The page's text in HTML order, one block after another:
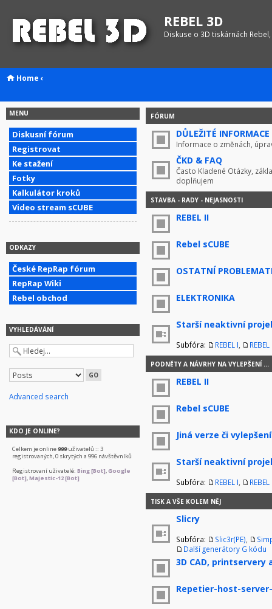
REBEL 3D
Diskuse o 3D tiskárnách
Home ‹
MENU
Diskusní fórum
Registrovat
Ke stažení
Fotky
Kalkulátor kroků
Video stream sCUBE
ODKAZY
České RepRap fórum
RepRap Wiki
Rebel obchod
VYHLEDÁVÁNÍ
Advanced search
KDO JE ONLINE?
Celkem je online999uživatelů :: 3
registrovaných, 0 skrytých a 996 návštěvníků
Registrovaní uživatelé: Bing [Bot],Google
[Bot],Majestic-12 [Bot]
FÓRUM
DŮLEŽITÉ INFORMACE
Informace o změnách,
ČKD & FAQ
Často Kladené Otázky,
doplňujem
STAVBA - RADY - NEJASNOSTI
REBEL II
Rebel sCUBE
OSTATNÍ
ELEKTRONIKA
Starší neaktivní
Subfóra: REBEL I REBEL
PODNĚTY A NÁVRHY NA VYLEPŠENÍ ...
REBEL II
Rebel sCUBE
Jiná verze či
Starší neaktivní
Subfóra: REBEL I REBEL
TISK A VŠE KOLEM NĚJ
Slicry
Subfóra: Slic3r(PE)
Další generátory G kódu
3D CAD, printservery
Repetier-host-